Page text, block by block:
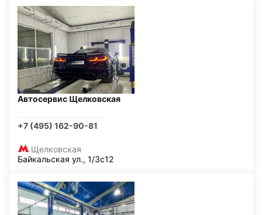
Автосервис Щелковская
+7 (495) 162-90-81
Щелковская
Байкальская ул., 1/3с12